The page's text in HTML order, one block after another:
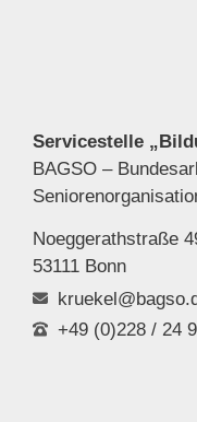
Servicestelle
BAGSO –
Seniorenor
Noeggerathstraße
53111 Bonn
+49 (0)228 / 24